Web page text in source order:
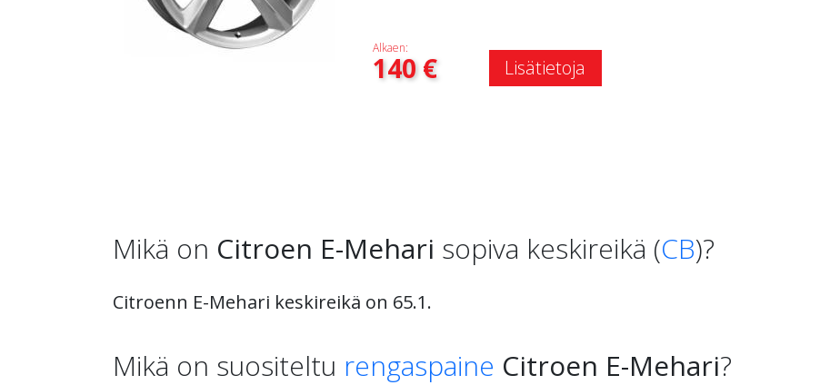
Alkaen:
140€ Lisätietoja
Mikä on Citroen E-Mehari sopiva keskireikä (CB)?
Citroenn E-Mehari keskireikä on 65.1.
Mikä on suositeltu rengaspaine Citroen E-Mehari?